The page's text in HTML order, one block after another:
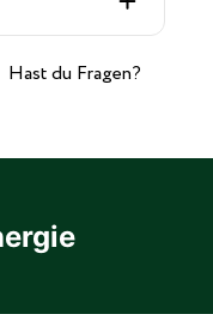
Hast du Fragen?